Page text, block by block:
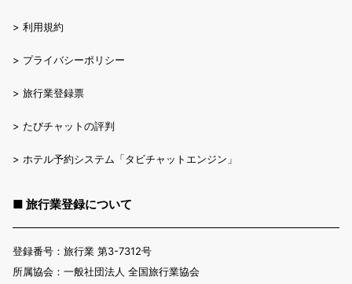
> 利用規約
> プライバシーポリシー
> 旅行業登録票
> たびチャットの評判
> ホテル予約システム「タビチャットエンジン」
■ 旅行業登録について
登録番号：旅行業 第3-7312号
所属協会：一般社団法人 全国旅行業協会